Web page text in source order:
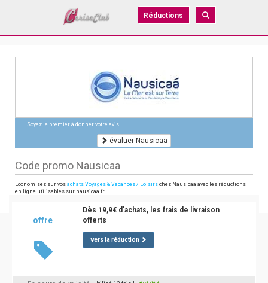
Réductions
Soyez le premier à donner votre avis !
évaluer Nausicaa
Code promo Nausicaa
Economisez sur vos achats Voyages & Vacances / Loisirs chez Nausicaa avec les réductions
en ligne utilisables sur nausicaa.fr
offre
Dès 19,9€ d'achats, les frais de livraison
offerts
vers la réduction